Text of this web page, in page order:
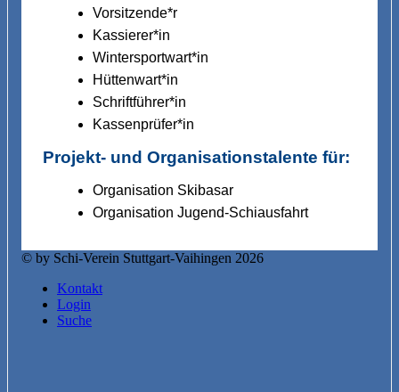
Vorsitzende*r
Kassierer*in
Wintersportwart*in
Hüttenwart*in
Schriftführer*in
Kassenprüfer*in
Projekt- und Organisationstalente für:
Organisation Skibasar
Organisation Jugend-Schiausfahrt
© by Schi-Verein Stuttgart-Vaihingen 2026
Kontakt
Login
Suche